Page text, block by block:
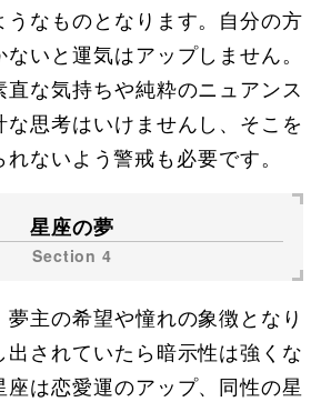
うなものとなります。自分の方
いと運気はアップしません。
直な気持ちや純粋のニュアンス
な思考はいけませんし、そこを
ないよう警戒も必要です。
星座の夢
主の希望や憧れの象徴となり
出されていたら暗示性は強くな
座は恋愛運のアップ、同性の星